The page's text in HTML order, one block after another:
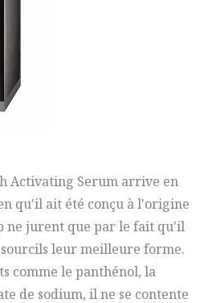
Activating Serum arrive en
qu'il ait été conçu à l'origine
ne jurent que par le fait qu'il
leur meilleure forme.
comme le panthénol, la
de sodium, il ne se contente